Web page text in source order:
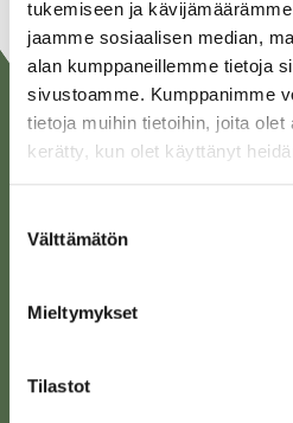
tukemiseen ja
jaamme sosiaalisen median,
alan kumppaneillemme tietoja
sivustoamme. Kumppanimme
tietoja muihin tietoihin, joita olet
kerätty, kun olet käyttänyt
valinta
Välttämätön
Mieltymykset
Tilastot
Saarijärven kaupunki